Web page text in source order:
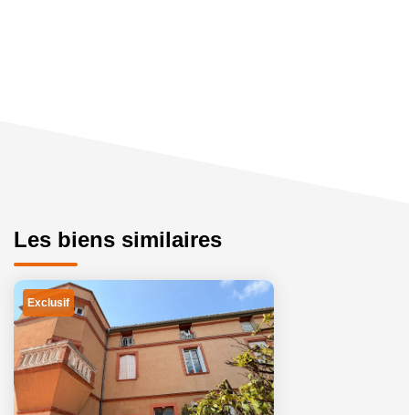
Les biens similaires
Exclusif